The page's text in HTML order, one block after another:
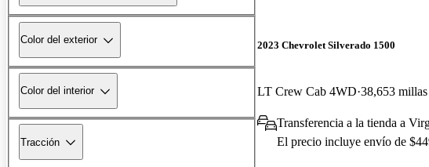
Color del exterior
Color del interior
Tracción
2023 Chevrolet Silverado 1500
LT Crew Cab 4WD 38,653 millas
Transferencia a la tienda a
El precio incluye envío de